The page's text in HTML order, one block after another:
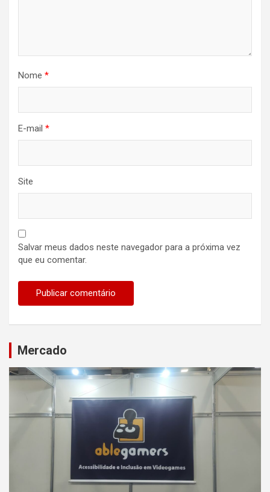
Nome *
E-mail *
Site
Salvar meus dados neste navegador para a próxima vez
que eu comentar.
Mercado